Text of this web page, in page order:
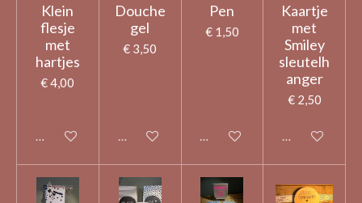
Klein
flesje
met
hartjes
€ 4,00
Uitgeschakeld
Douche
gel
€ 3,50
Uitgeschakeld
Pen
€ 1,50
Uitgeschakeld
Kaartje
met
Smiley
sleutelh
anger
€ 2,50
Uitgeschakeld